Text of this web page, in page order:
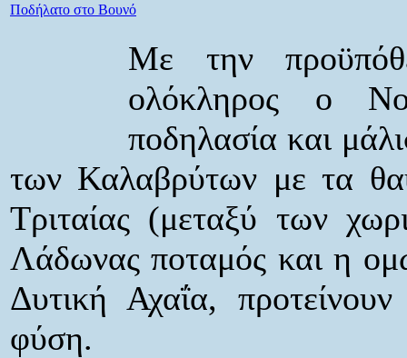
Ποδήλατο στο Βουνό
Με την
ολόκληρος ο
ποδηλασία και
των Καλαβρύτων με τα
Τριταίας (μεταξύ των
Λάδωνας ποταμός και η
Δυτική Αχαΐα,
φύση.